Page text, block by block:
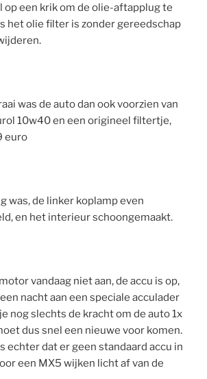
op een krik om de olie-aftapplug te
het olie filter is zonder gereedschap
was de auto dan ook voorzien van
10w40 en een origineel filtertje,
euro
was, de linker koplamp even
en het interieur schoongemaakt.
vandaag niet aan, de accu is op,
nacht aan een speciale acculader
nog slechts de kracht om de auto 1x
dus snel een nieuwe voor komen.
echter dat er geen standaard accu in
een MX5 wijken licht af van de